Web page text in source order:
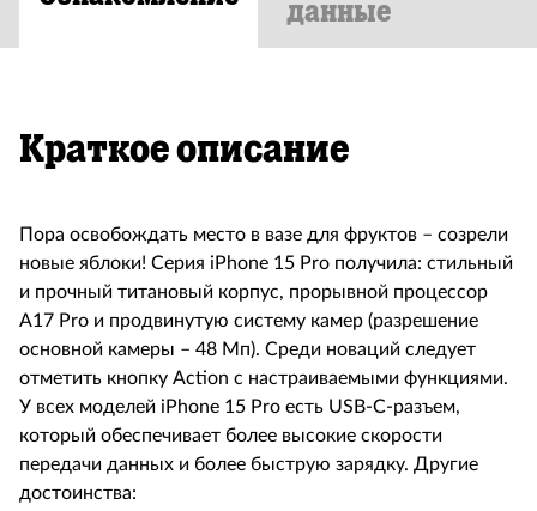
данные
Краткое описание
Пора освобождать место в вазе для фруктов – созрели
новые яблоки! Серия iPhone 15 Pro получила: стильный
и прочный титановый корпус, прорывной процессор
A17 Pro и продвинутую систему камер (разрешение
основной камеры – 48 Мп). Среди новаций следует
отметить кнопку Action с настраиваемыми функциями.
У всех моделей iPhone 15 Pro есть USB-C-разъем,
который обеспечивает более высокие скорости
передачи данных и более быструю зарядку. Другие
достоинства: